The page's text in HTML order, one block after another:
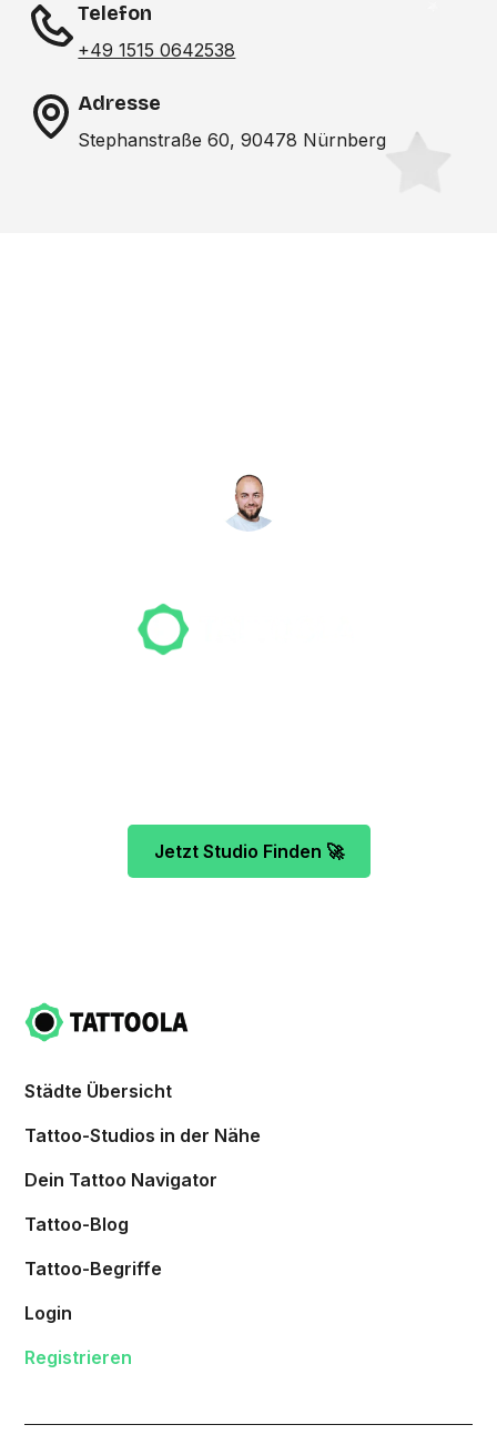
Telefon
+49 1515 0642538
Adresse
Stephanstraße 60, 90478 Nürnberg
Jetzt Studio Finden 🚀
Städte Übersicht
Tattoo-Studios in der Nähe
Dein Tattoo Navigator
Tattoo-Blog
Tattoo-Begriffe
Login
Registrieren